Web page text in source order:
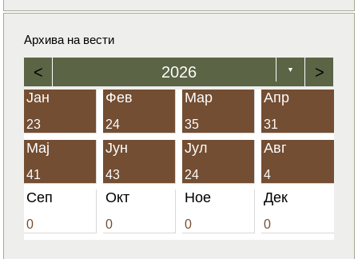
Архива на вести
< 2026 ▼ >
Јан
23
Фев
24
Мар
35
Апр
31
Мај
41
Јун
43
Јул
24
Авг
4
Сеп
0
Окт
0
Ное
0
Дек
0